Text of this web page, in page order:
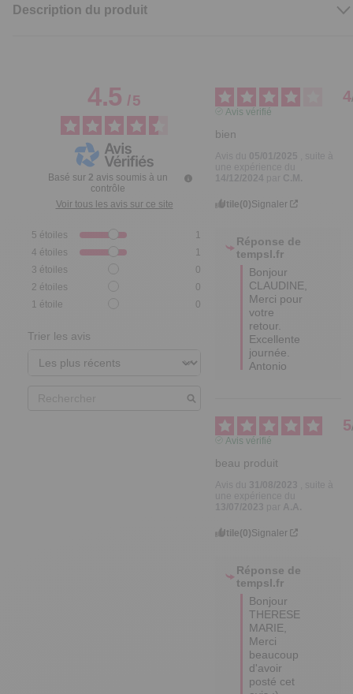
Description du produit
4.5/5
Basé sur 2 avis soumis à un
contrôle
Voir tous les avis sur ce site
5 étoiles
1
4 étoiles
1
3 étoiles
0
2 étoiles
0
1 étoile 0
Trier les avis
4
Avis vérifié
bien
Utile(0)Signaler
Réponse de
tempsl.fr
Bonjour
CLAUDINE,
Merci pour
votre
retour.
Excellente
journée.
Antonio
5
Avis vérifié
beau produit
Utile(0)Signaler
Réponse de
tempsl.fr
Bonjour
THERESE
MARIE,
Merci
beaucoup
d'avoir
posté cet